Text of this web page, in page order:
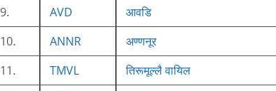
9.
AVD आवडि
10.
ANNR अण्णनूर
11.
TMVL तिरूमूल्लै वायिल